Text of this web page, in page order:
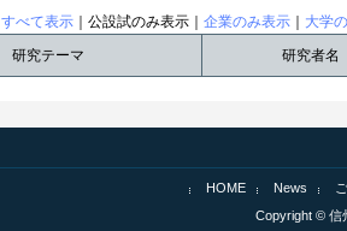
すべて表示 ｜公設試のみ表示｜ 企業のみ表示
大学
研究テーマ 研究者名
HOME News
Copyright © 信